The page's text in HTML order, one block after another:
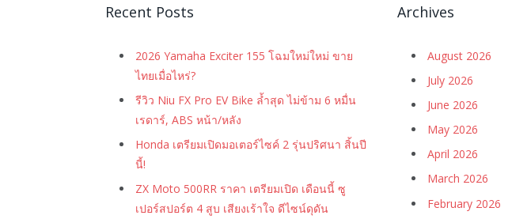
Recent Posts
2026 Yamaha Exciter 155 โฉมใหม่ใหม่ ขาย
ไทยเมื่อไหร่?
รีวิว Niu FX Pro EV Bike ล้ำสุด ไม่ข้าม 6 หมื่น
เรดาร์, ABS หน้า/หลัง
Honda เตรียมเปิดมอเตอร์ไซค์ 2 รุ่นปริศนา สิ้นปี
นี้!
ZX Moto 500RR ราคา เตรียมเปิด เดือนนี้ ซู
เปอร์สปอร์ต 4 สูบ เสียงเร้าใจ ดีไซน์ดุดัน
Archives
August 2026
July 2026
June 2026
May 2026
April 2026
March 2026
February 2026